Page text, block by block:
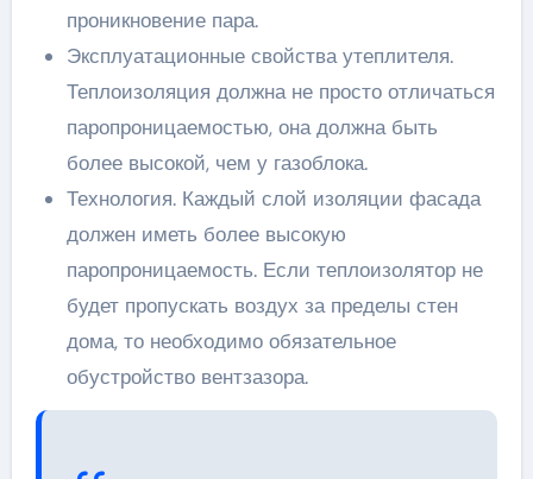
проникновение пара.
Эксплуатационные свойства утеплителя.
Теплоизоляция должна не просто отличаться
паропроницаемостью, она должна быть
более высокой, чем у газоблока.
Технология. Каждый слой изоляции фасада
должен иметь более высокую
паропроницаемость. Если теплоизолятор не
будет пропускать воздух за пределы стен
дома, то необходимо обязательное
обустройство вентзазора.